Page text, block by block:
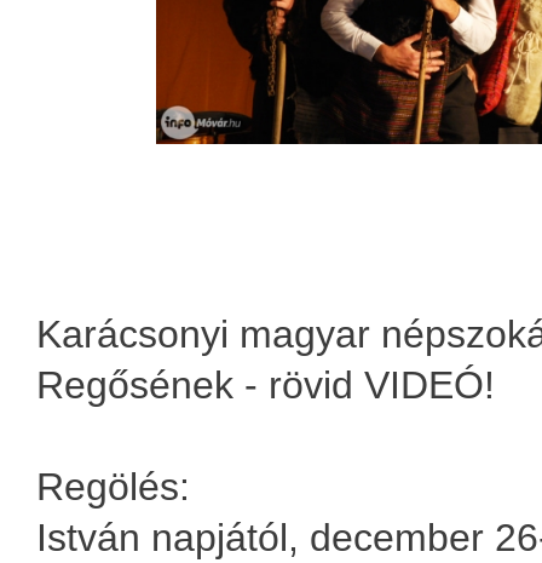
Karácsonyi magyar
Regősének - rövid VIDEÓ!
Regölés:
István napjától, december